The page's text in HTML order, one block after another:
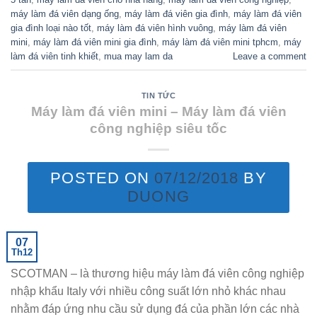
máy làm đá viên dạng ống máy làm đá viên gia đình máy làm đá viên
gia đình loại nào tốt máy làm đá viên hình vuông máy làm đá viên
mini máy làm đá viên mini gia đình máy làm đá viên mini tphcm máy
làm đá viên tinh khiết mua may lam da Leave a comment
TIN TỨC
Máy làm đá viên mini – Máy làm đá viên
công nghiệp siêu tốc
POSTED ON 07/12/2018 BY
DUONG
07
Th12
SCOTMAN – là thương hiệu máy làm đá viên công nghiệp
nhập khẩu Italy với nhiều công suất lớn nhỏ khác nhau
nhằm đáp ứng nhu cầu sử dụng đá của phần lớn các nhà